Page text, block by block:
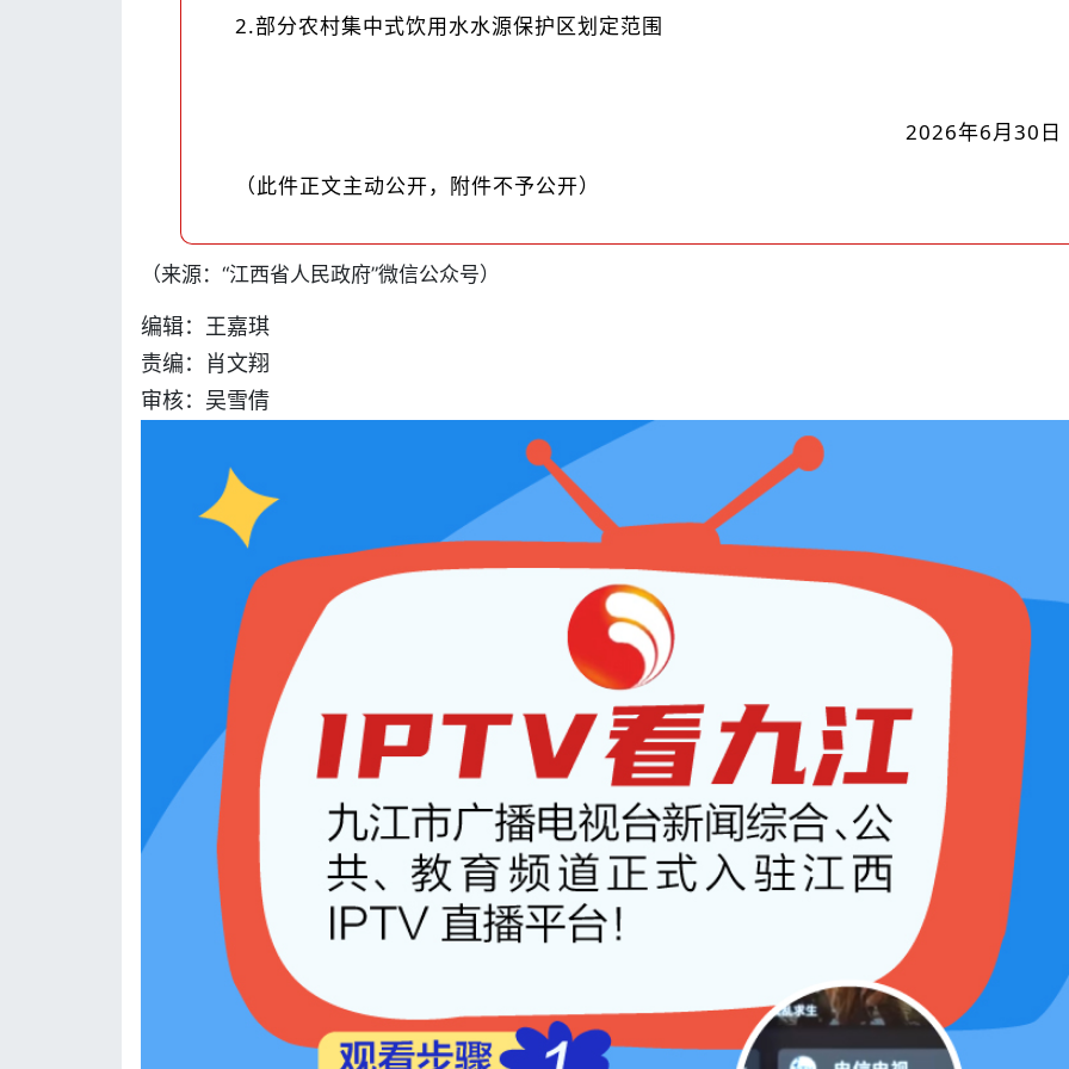
2.部分农村集中式饮用水水源保护区划定范围
2026年6月30日
（此件正文主动公开，附件不予公开）
（来源： “江西省人民政府”微信公众号）
编辑：王嘉琪
责编：肖文翔
审核：吴雪倩